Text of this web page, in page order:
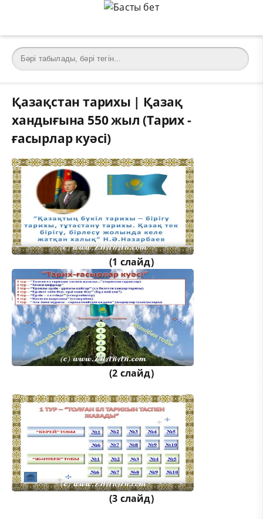
Қазақстан тарихы | Қазақ
хандығына 550 жыл (Тарих -
ғасырлар куәсі)
(1 слайд)
(2 слайд)
(3 слайд)